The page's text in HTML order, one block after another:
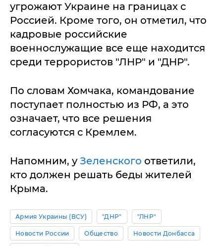
угрожают Украине на границах с
Россией. Кроме того, он отметил, что
кадровые российские
военнослужащие все еще находится
среди террористов "ЛНР" и "ДНР".
По словам Хомчака, командование
поступает полностью из РФ, а это
означает, что все решения
согласуются с Кремлем.
Напомним, уЗеленского ответили,
кто должен решать беды жителей
Крыма.
Армия Украины (ВСУ) "ДНР" "ЛНР"
Новости России Общество Новости Донбасса